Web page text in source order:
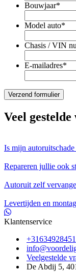
Bouwjaar*
Model auto*
Chasis / VIN
E-mailadres*
Veel gestelde
Is mijn
Repareren jullie ook
Autoruit zelf
Levertijden en
Klantenservice
+31634928451
Veelgestelde
De Abdij 5,